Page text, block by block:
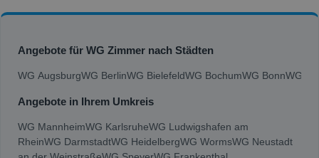
Angebote für WG Zimmer nach Städten
WG AugsburgWG BerlinWG BielefeldWG BochumWG BonnWG
Angebote in Ihrem Umkreis
WG MannheimWG KarlsruheWG Ludwigshafen am
RheinWG DarmstadtWG HeidelbergWG WormsWG Neustadt